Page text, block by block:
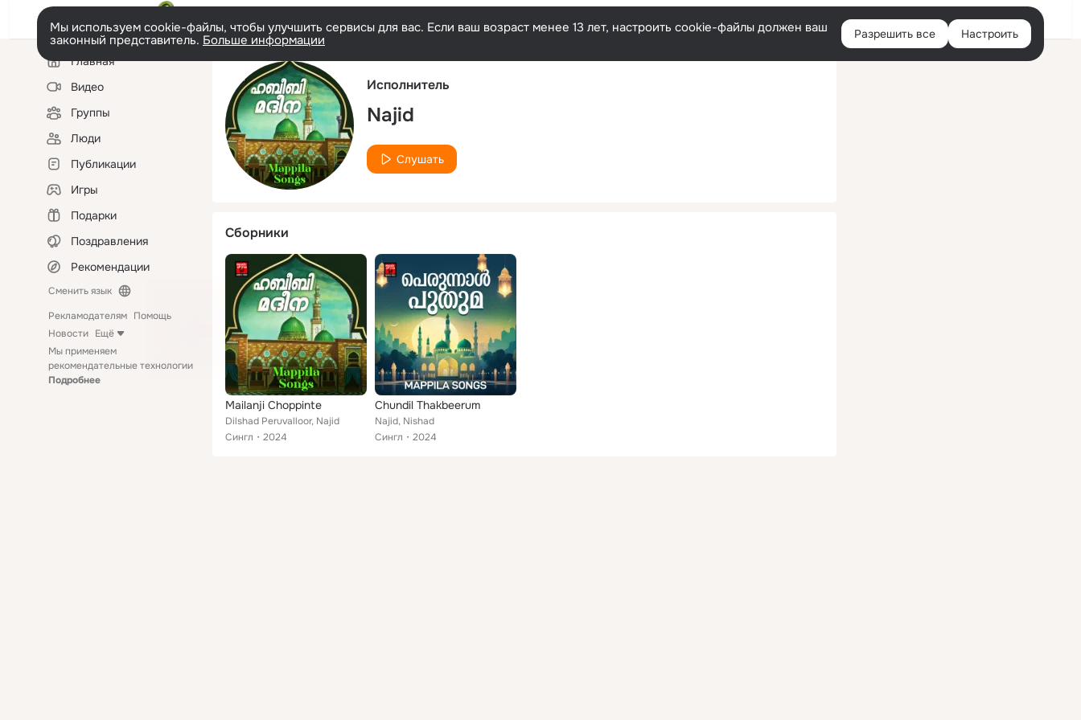
Русский Войти
Мы используем cookie-файлы, чтобы улучшить сервисы для вас. Если ваш возраст менее 13 лет, настроить cookie-файлы должен ваш
законный представитель. Больше информации Разрешить все Настроить
Левая
колонкаГлавная
Видео
Группы
Люди
Публикации
Игры
Подарки
Поздравления
Рекомендации
Сменить язык
Рекламодателям Помощь
Новости Ещё
Мы применяем
рекомендательные технологии
Подробнее
Исполнитель
Najid
Слушать
Сборники
Mailanji Choppinte
Dilshad Peruvalloor, Najid
Сингл
2024
Chundil Thakbeerum
Najid, Nishad
Сингл
2024